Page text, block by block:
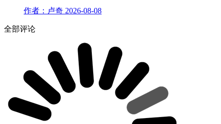
作者：卢奇 2026-08-08
全部评论